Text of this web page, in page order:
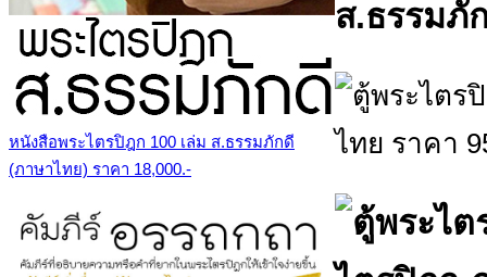
หนังสือพระไตรปิฎก 100 เล่ม ส.ธรรมภักดี
(ภาษาไทย) ราคา 18,000.-